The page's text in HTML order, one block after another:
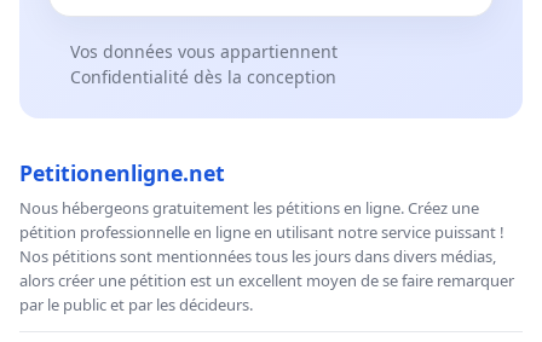
Vos données vous appartiennent
Confidentialité dès la conception
Petitionenligne.net
Nous hébergeons gratuitement les pétitions en ligne. Créez une
pétition professionnelle en ligne en utilisant notre service puissant !
Nos pétitions sont mentionnées tous les jours dans divers médias,
alors créer une pétition est un excellent moyen de se faire remarquer
par le public et par les décideurs.